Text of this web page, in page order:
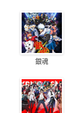
銀魂